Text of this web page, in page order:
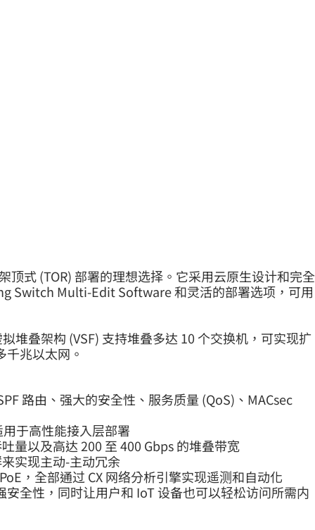
式 (TOR) 部署的理想选择。它采用云原生设计和完全
Switch Multi-Edit Software 和灵活的部署选项，可用
堆叠架构 (VSF) 支持堆叠多达 10 个交换机，可实现扩
兆以太网。
路由、强大的安全性、服务质量 (QoS)、MACsec
于高性能接入层部署
量以及高达 200 至 400 Gbps 的堆叠带宽
实现主动-主动冗余
，全部通过 CX 网络分析引擎实现遥测和自动化
全性，同时让用户和 IoT 设备也可以轻松访问所需内